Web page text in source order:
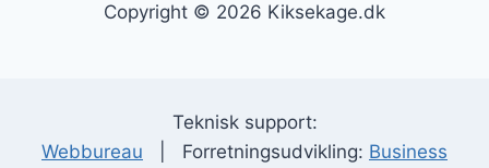
Copyright © 2026 Kiksekage.dk
Teknisk support:
Webbureau | Forretningsudvikling: Business